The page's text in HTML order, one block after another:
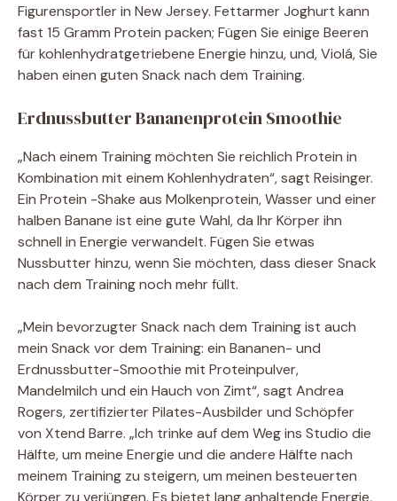
Figurensportler in New Jersey. Fettarmer Joghurt kann
fast 15 Gramm Protein packen; Fügen Sie einige Beeren
für kohlenhydratgetriebene Energie hinzu, und, Violá, Sie
haben einen guten Snack nach dem Training.
Erdnussbutter Bananenprotein Smoothie
„Nach einem Training möchten Sie reichlich Protein in
Kombination mit einem Kohlenhydraten“, sagt Reisinger.
Ein Protein -Shake aus Molkenprotein, Wasser und einer
halben Banane ist eine gute Wahl, da Ihr Körper ihn
schnell in Energie verwandelt. Fügen Sie etwas
Nussbutter hinzu, wenn Sie möchten, dass dieser Snack
nach dem Training noch mehr füllt.
„Mein bevorzugter Snack nach dem Training ist auch
mein Snack vor dem Training: ein Bananen- und
Erdnussbutter-Smoothie mit Proteinpulver,
Mandelmilch und ein Hauch von Zimt“, sagt Andrea
Rogers, zertifizierter Pilates-Ausbilder und Schöpfer
von Xtend Barre. „Ich trinke auf dem Weg ins Studio die
Hälfte, um meine Energie und die andere Hälfte nach
meinem Training zu steigern, um meinen besteuerten
Körper zu verjüngen. Es bietet lang anhaltende Energie,